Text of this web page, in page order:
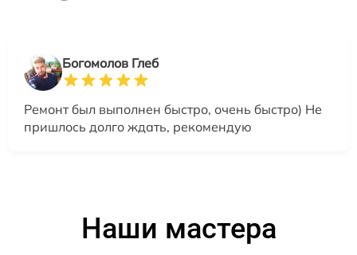
Богомолов Глеб
Ремонт был выполнен быстро, очень быстро) Не
пришлось долго ждать, рекомендую
Наши мастера